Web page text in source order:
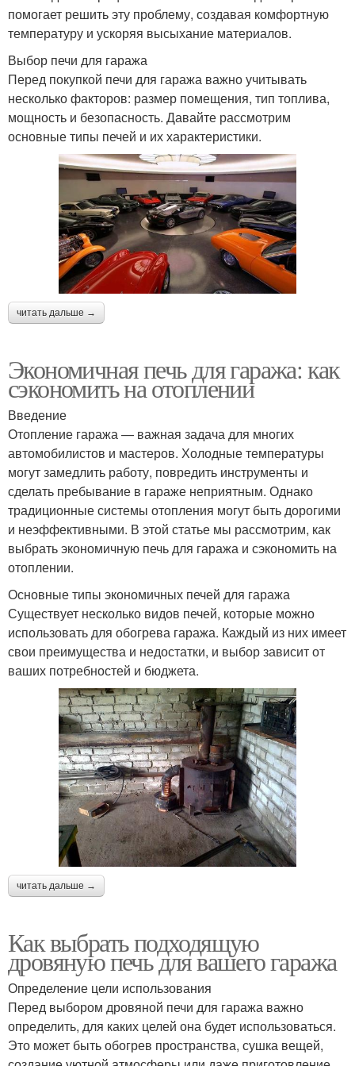
помогает решить эту проблему, создавая комфортную
температуру и ускоряя высыхание материалов.
Выбор печи для гаража
Перед покупкой печи для гаража важно учитывать
несколько факторов: размер помещения, тип топлива,
мощность и безопасность. Давайте рассмотрим
основные типы печей и их характеристики.
читать дальше →
Экономичная печь для гаража: как
сэкономить на отоплении
Введение
Отопление гаража — важная задача для многих
автомобилистов и мастеров. Холодные температуры
могут замедлить работу, повредить инструменты и
сделать пребывание в гараже неприятным. Однако
традиционные системы отопления могут быть дорогими
и неэффективными. В этой статье мы рассмотрим, как
выбрать экономичную печь для гаража и сэкономить на
отоплении.
Основные типы экономичных печей для гаража
Существует несколько видов печей, которые можно
использовать для обогрева гаража. Каждый из них имеет
свои преимущества и недостатки, и выбор зависит от
ваших потребностей и бюджета.
читать дальше →
Как выбрать подходящую
дровяную печь для вашего гаража
Определение цели использования
Перед выбором дровяной печи для гаража важно
определить, для каких целей она будет использоваться.
Это может быть обогрев пространства, сушка вещей,